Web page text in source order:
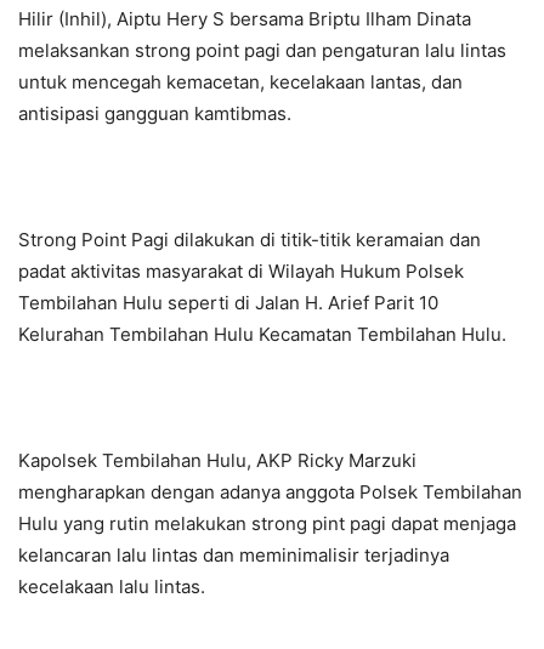
Hilir (Inhil), Aiptu Hery S bersama Briptu Ilham Dinata
melaksankan strong point pagi dan pengaturan lalu lintas
untuk mencegah kemacetan, kecelakaan lantas, dan
antisipasi gangguan kamtibmas.
Strong Point Pagi dilakukan di titik-titik keramaian dan
padat aktivitas masyarakat di Wilayah Hukum Polsek
Tembilahan Hulu seperti di Jalan H. Arief Parit 10
Kelurahan Tembilahan Hulu Kecamatan Tembilahan Hulu.
Kapolsek Tembilahan Hulu, AKP Ricky Marzuki
mengharapkan dengan adanya anggota Polsek Tembilahan
Hulu yang rutin melakukan strong pint pagi dapat menjaga
kelancaran lalu lintas dan meminimalisir terjadinya
kecelakaan lalu lintas.